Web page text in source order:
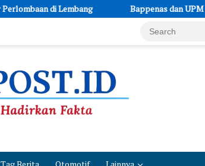
Bappenas dan UPM Soroti Kedaulatan Data:
Tag Berita Otomotif Lainnya